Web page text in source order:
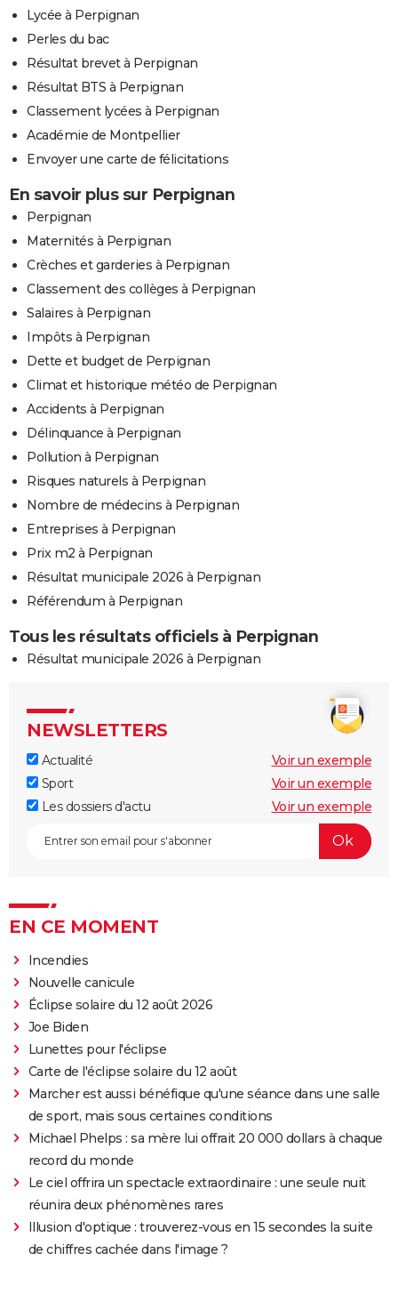
Lycée à Perpignan
Perles du bac
Résultat brevet à Perpignan
Résultat BTS à Perpignan
Classement lycées à Perpignan
Académie de Montpellier
Envoyer une carte de félicitations
En savoir plus sur Perpignan
Perpignan
Maternités à Perpignan
Crèches et garderies à Perpignan
Classement des collèges à Perpignan
Salaires à Perpignan
Impôts à Perpignan
Dette et budget de Perpignan
Climat et historique météo de Perpignan
Accidents à Perpignan
Délinquance à Perpignan
Pollution à Perpignan
Risques naturels à Perpignan
Nombre de médecins à Perpignan
Entreprises à Perpignan
Prix m2 à Perpignan
Résultat municipale 2026 à Perpignan
Référendum à Perpignan
Tous les résultats officiels à Perpignan
Résultat municipale 2026 à Perpignan
NEWSLETTERS
Actualité
Voir un exemple
Sport
Voir un exemple
Les dossiers d'actu
Voir un exemple
EN CE MOMENT
Incendies
Nouvelle canicule
Éclipse solaire du 12 août 2026
Joe Biden
Lunettes pour l'éclipse
Carte de l'éclipse solaire du 12 août
Marcher est aussi bénéfique qu'une séance dans une salle
de sport, mais sous certaines conditions
Michael Phelps : sa mère lui offrait 20 000 dollars à chaque
record du monde
Le ciel offrira un spectacle extraordinaire : une seule nuit
réunira deux phénomènes rares
Illusion d'optique : trouverez-vous en 15 secondes la suite
de chiffres cachée dans l'image ?